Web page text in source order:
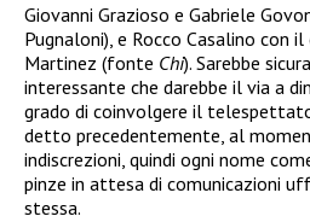
Giovanni Grazioso e Gabriele
Pugnaloni), e Rocco Casalino con
Martinez (fonte Chi). Sarebbe
interessante che darebbe il via a
grado di coinvolgere il
detto precedentemente, al
indiscrezioni, quindi ogni nome
pinze in attesa di comunicazioni
stessa.